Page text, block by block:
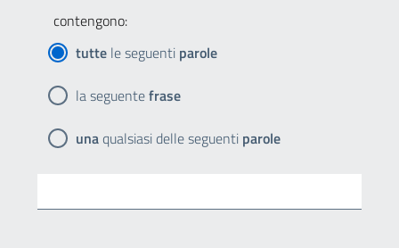
contengono:
tutte le seguenti parole
la seguentefrase
unaqualsiasi delle seguenti parole